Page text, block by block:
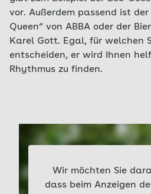
vor. Außerdem passend ist der
Queen“ von ABBA oder der
Karel Gott. Egal, für welchen
entscheiden, er wird Ihnen
Rhythmus zu finden.
Wir möchten Sie
dass beim Anzeigen